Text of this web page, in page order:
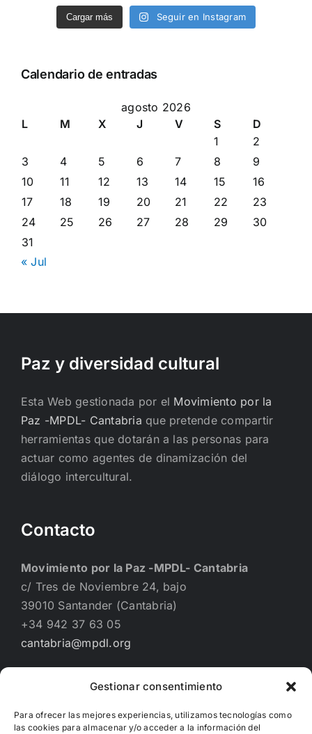
Gestionar consentimiento
Para ofrecer las mejores experiencias, utilizamos tecnologías como
las cookies para almacenar y/o acceder a la información del
Cargar más Seguir en Instagram
Calendario de entradas
agosto 2026
L
M X J V S
D
1
2
3
4 5 6 7 8
9
10
11 12 13 14 15
16
17
18 19 20 21 22
23
24
25 26 27 28 29
30
31
« Jul
Paz y diversidad cultural
Esta Web gestionada por el Movimiento por la
Paz -MPDL- Cantabria que pretende compartir
herramientas que dotarán a las personas para
actuar como agentes de dinamización del
diálogo intercultural.
Contacto
Movimiento por la Paz -MPDL- Cantabria
c/ Tres de Noviembre 24, bajo
39010 Santander (Cantabria)
+34 942 37 63 05
cantabria@mpdl.org
Financiado por